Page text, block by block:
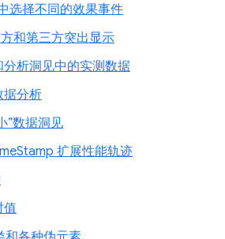
选择不同的效果事件
和第三方突出显示
析洞见中的实测数据
据分析
”数据洞见
扩展性能轨迹
值